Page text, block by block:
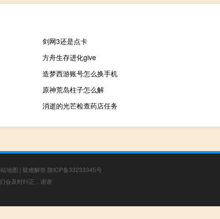
剑网3还是点卡
方舟生存进化give
造梦西游账号怎么换手机
原神荒岛柱子怎么解
消逝的光芒检查药店任务
地图 | 疑难解答 陕ICP备33233345号
会及时纠正，谢谢